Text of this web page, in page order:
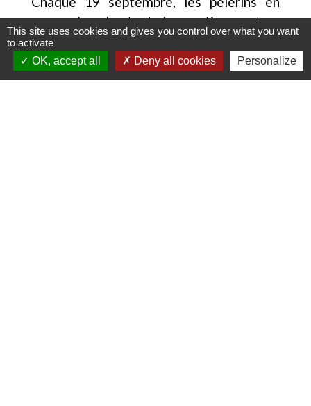
procession chantent des cantiques et se
recueillent à chaque reposoir tout le long
du parcours dans les rues du bourg.
This site uses cookies and gives you control over what you want
to activate
OK, accept all
Deny all cookies Personalize